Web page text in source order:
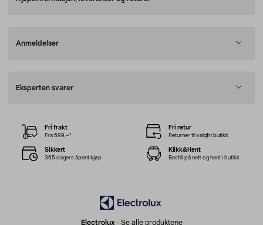
Anmeldelser
Eksperten svarer
Electrolux- Se alle produktene
Fri frakt
Fra 599,–*
Fri retur
Returner til valgfri butikk
Sikkert
365 dagers åpent kjøp
Klikk&Hent
Bestill på nett og hent i butikk